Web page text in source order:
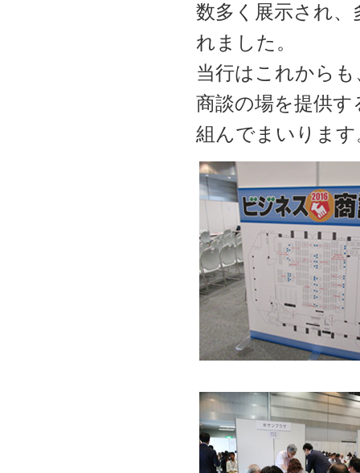
数多く展示され
れました。
当行はこれから
商談の場を提供す
組んでまいります